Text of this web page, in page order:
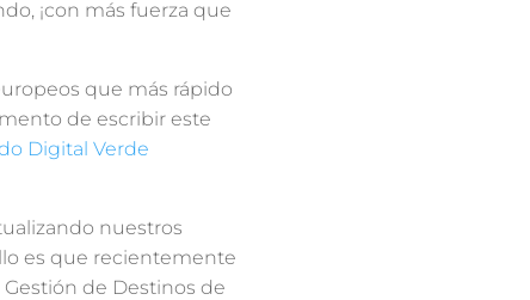
¡con más fuerza que
que más rápido
de escribir este
Digital Verde
nuestros
es que recientemente
de Destinos de